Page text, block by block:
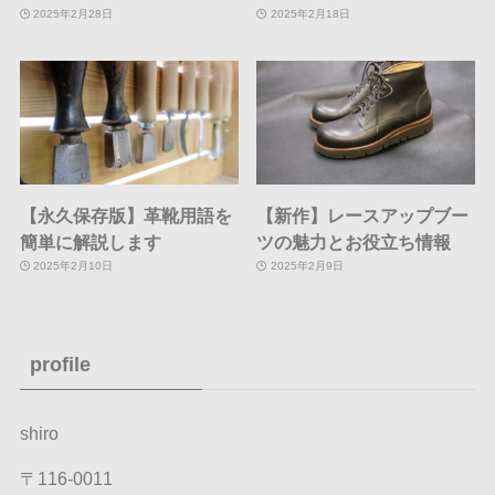
2025年2月28日 2025年2月18日
【永久保存版】革靴用語を
簡単に解説します
2025年2月10日
【新作】レースアップブー
ツの魅力とお役立ち情報
2025年2月9日
profile
shiro
〒116-0011